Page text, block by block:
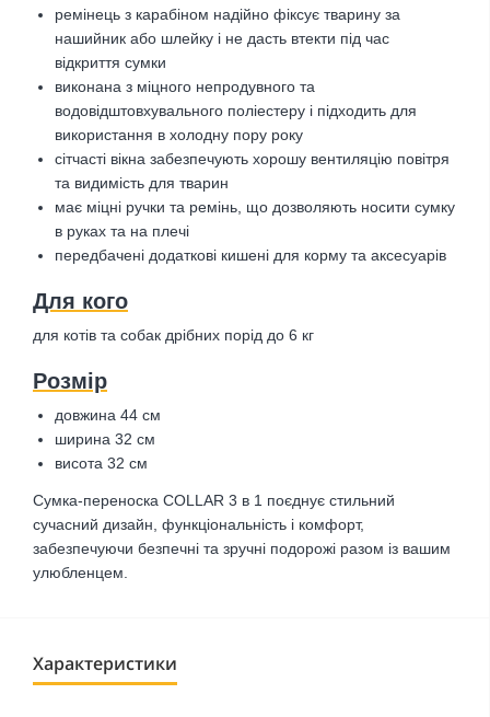
ремінець з карабіном надійно фіксує тварину за
нашийник або шлейку і не дасть втекти під час
відкриття сумки
виконана з міцного непродувного та
водовідштовхувального поліестеру і підходить для
використання в холодну пору року
сітчасті вікна забезпечують хорошу вентиляцію повітря
та видимість для тварин
має міцні ручки та ремінь, що дозволяють носити сумку
в руках та на плечі
передбачені додаткові кишені для корму та аксесуарів
Для кого
для котів та собак дрібних порід до 6 кг
Розмір
довжина 44 см
ширина 32 см
висота 32 см
Сумка-переноска COLLAR 3 в 1 поєднує стильний
сучасний дизайн, функціональність і комфорт,
забезпечуючи безпечні та зручні подорожі разом із вашим
улюбленцем.
Характеристики